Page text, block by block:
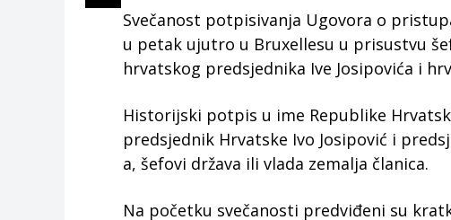
Svečanost potpisivanja Ugovora o
u petak ujutro u Bruxellesu u prisustvu
hrvatskog predsjednika Ive Josipovića i
Historijski potpis u ime Republike
predsjednik Hrvatske Ivo Josipović i
a, šefovi država ili vlada zemalja članica.
Na početku svečanosti predviđeni su